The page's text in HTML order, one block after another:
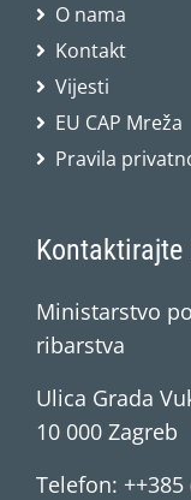
O nama
Kontakt
Vijesti
EU CAP Mreža
Pravila
Kontaktirajte
Ministarstvo
ribarstva
Ulica Grada
10 000 Zagreb
Telefon: ++385